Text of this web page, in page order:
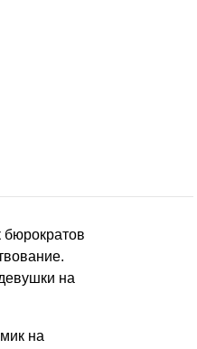
на
на